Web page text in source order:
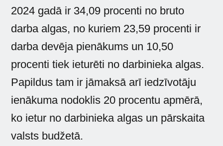
2024 gadā ir 34,09 procenti no bruto
darba algas, no kuriem 23,59 procenti ir
darba devēja pienākums un 10,50
procenti tiek ieturēti no darbinieka algas.
Papildus tam ir jāmaksā arī iedzīvotāju
ienākuma nodoklis 20 procentu apmērā,
ko ietur no darbinieka algas un pārskaita
valsts budžetā.